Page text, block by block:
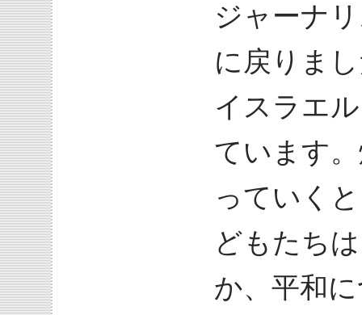
ジャーナ
に戻りま
イスラエ
ています
っていく
どもたち
か、平和